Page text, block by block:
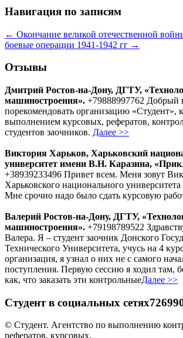
Навигация по записям
← Окончание великой отечественной
боевые операции 1941-1942 гг →
Отзывы
Дмитрий Ростов-на-Дону, ДГТУ,
машиностроения». +79888997762 Добрый
порекомендовать организацию «Студент»,
выполнением курсовых, рефератов,
студентов заочников. Далее >>
Виктория Харьков, Харьковский
университет имени В.Н. Каразина,
+38939233496 Привет всем. Меня зовут
Харьковского национального
Мне срочно надо было сдать курсовую
Валерий Ростов-на-Дону, ДГТУ,
машиностроения». +79198789522
Валера. Я – студент заочник Донского
Технического Университета, учусь на 4
организация, я узнал о них не с самого
поступления. Первую сессию я ходил там,
как, что заказать эти контрольныеДалее >>
Студент в социальных
© Студент. Агентство по выполнению
рефератов, курсовых.